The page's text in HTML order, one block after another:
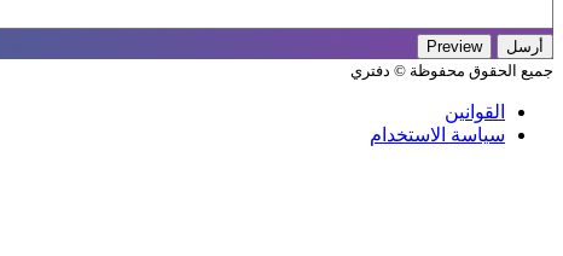
جميع الحقوق محفوظة © دفتري
القوانين
سياسة الاستخدام